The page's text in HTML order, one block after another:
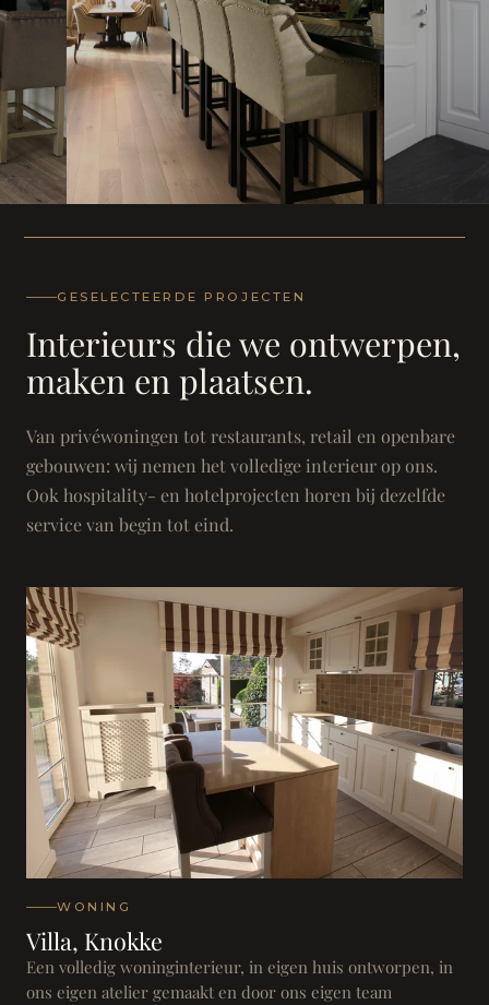
Landhuis - Grimbergen
GESELECTEERDE PROJECTEN
Interieurs die we ontwerpen,
maken en plaatsen.
Van privéwoningen tot restaurants, retail en openbare
gebouwen: wij nemen het volledige interieur op ons.
Ook hospitality- en hotelprojecten horen bij dezelfde
service van begin tot eind.
WONING
Villa, Knokke
Een volledig woninginterieur, in eigen huis ontworpen, in
ons eigen atelier gemaakt en door ons eigen team